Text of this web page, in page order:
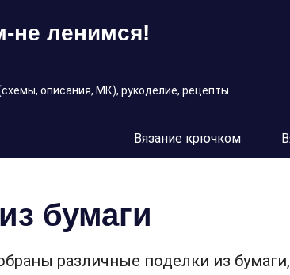
не ленимся!
описания, МК), рукоделие, рецепты
Вязание крючком
из бумаги
различные поделки из